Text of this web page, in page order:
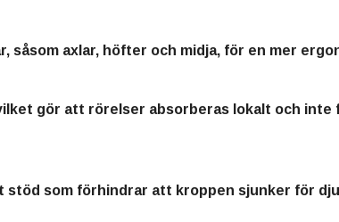
såsom axlar, höfter och midja, för en mer
gör att rörelser absorberas lokalt och
som förhindrar att kroppen sjunker för